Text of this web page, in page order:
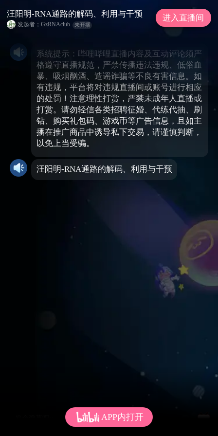
系统提示：哔哩哔哩直播内容及互动评论须严
格遵守直播规范，严禁传播违法违规、低俗血
暴、吸烟酗酒、造谣诈骗等不良有害信息。如
有违规，平台将对违规直播间或账号进行相应
的处罚！注意理性打赏，严禁未成年人直播或
打赏。请勿轻信各类招聘征婚、代练代抽、刷
钻、购买礼包码、游戏币等广告信息，且如主
播在推广商品中诱导私下交易，请谨慎判断，
以免上当受骗。
汪阳明-RNA通路的解码、利用与干预
汪阳明-RNA通路的解码、利用与干预
发起者；GzRNAclub 未开播
进入直播间
APP内打开